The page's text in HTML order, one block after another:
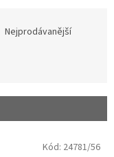
Nejprodávanější
Kód: 24781/56